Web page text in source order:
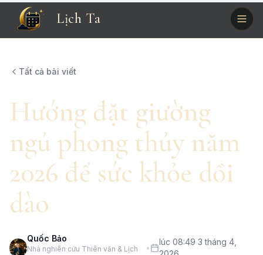
Lịch Ta
Tất cả bài viết
Hướng đặt giường
ngủ phong thủy năm
2026 để sức khỏe dồi
dào
Quốc Bảo
Nhà nghiên cứu Thiên văn & Lịch
•
lúc 08:49 3 tháng 4,